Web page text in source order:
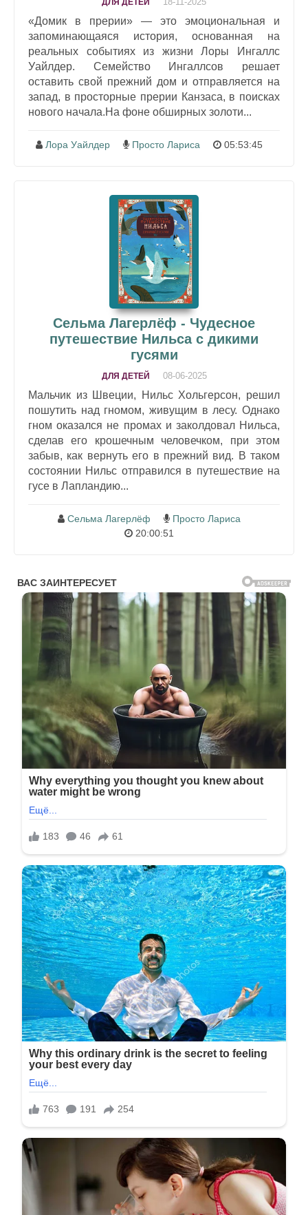
«Домик в прерии» — это эмоциональная и
запоминающаяся история, основанная на
реальных событиях из жизни Лоры Ингаллс
Уайлдер. Семейство Ингаллсов решает
оставить свой прежний дом и отправляется на
запад, в просторные прерии Канзаса, в поисках
нового начала.На фоне обширных золоти...
Лора Уайлдер Просто Лариса 05:53:45
Сельма Лагерлёф - Чудесное
путешествие Нильса с дикими
гусями
ДЛЯ ДЕТЕЙ 08-06-2025
Мальчик из Швеции, Нильс Хольгерсон, решил
пошутить над гномом, живущим в лесу. Однако
гном оказался не промах и заколдовал Нильса,
сделав его крошечным человечком, при этом
забыв, как вернуть его в прежний вид. В таком
состоянии Нильс отправился в путешествие на
гусе в Лапландию...
Сельма Лагерлёф
Просто Лариса
20:00:51